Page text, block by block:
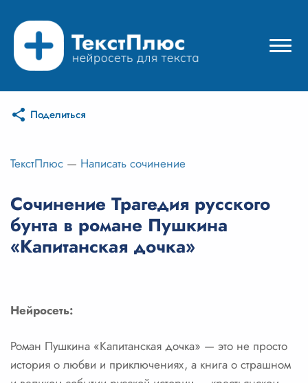
Режимы нейросети
Цены
Вход
Вход с Telegram
Поделиться
ТекстПлюс — Написать сочинение
Сочинение Трагедия русского
бунта в романе Пушкина
«Капитанская дочка»
Нейросеть:
Роман Пушкина «Капитанская дочка» — это не просто
история о любви и приключениях, а книга о страшном